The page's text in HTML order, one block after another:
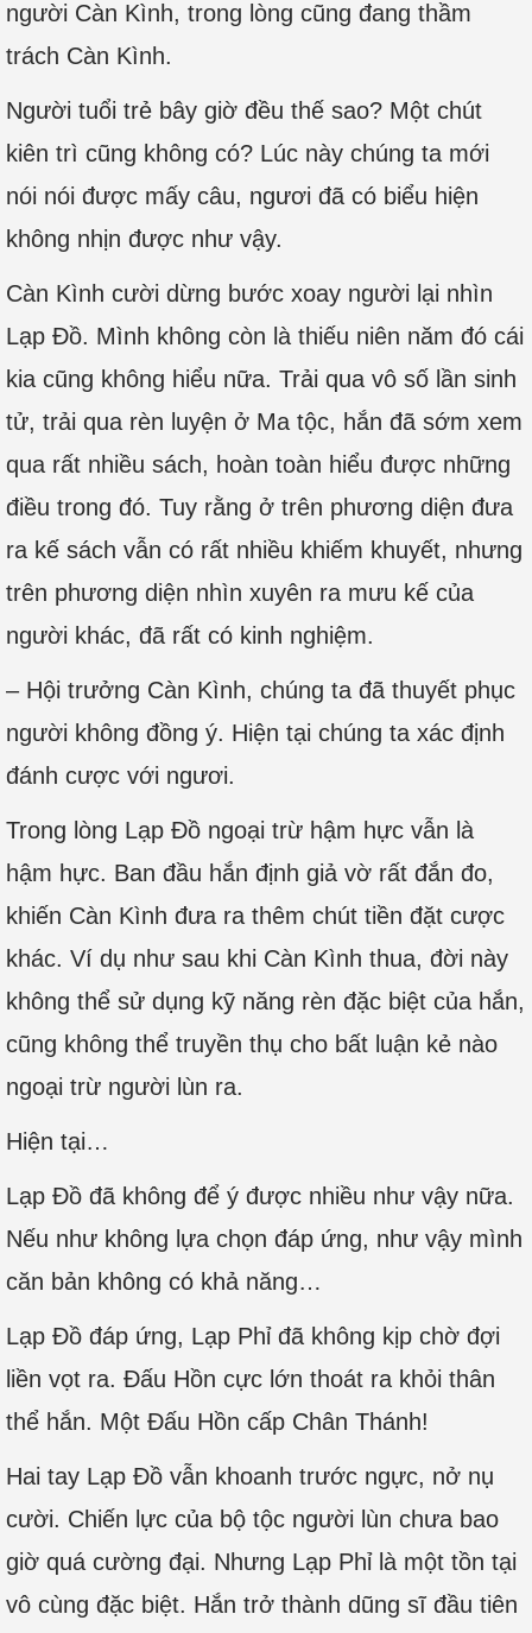
người Càn Kình, trong lòng cũng đang thầm
trách Càn Kình.
Người tuổi trẻ bây giờ đều thế sao? Một chút
kiên trì cũng không có? Lúc này chúng ta mới
nói nói được mấy câu, ngươi đã có biểu hiện
không nhịn được như vậy.
Càn Kình cười dừng bước xoay người lại nhìn
Lạp Đồ. Mình không còn là thiếu niên năm đó cái
kia cũng không hiểu nữa. Trải qua vô số lần sinh
tử, trải qua rèn luyện ở Ma tộc, hắn đã sớm xem
qua rất nhiều sách, hoàn toàn hiểu được những
điều trong đó. Tuy rằng ở trên phương diện đưa
ra kế sách vẫn có rất nhiều khiếm khuyết, nhưng
trên phương diện nhìn xuyên ra mưu kế của
người khác, đã rất có kinh nghiệm.
– Hội trưởng Càn Kình, chúng ta đã thuyết phục
người không đồng ý. Hiện tại chúng ta xác định
đánh cược với ngươi.
Trong lòng Lạp Đồ ngoại trừ hậm hực vẫn là
hậm hực. Ban đầu hắn định giả vờ rất đắn đo,
khiến Càn Kình đưa ra thêm chút tiền đặt cược
khác. Ví dụ như sau khi Càn Kình thua, đời này
không thể sử dụng kỹ năng rèn đặc biệt của hắn,
cũng không thể truyền thụ cho bất luận kẻ nào
ngoại trừ người lùn ra.
Hiện tại…
Lạp Đồ đã không để ý được nhiều như vậy nữa.
Nếu như không lựa chọn đáp ứng, như vậy mình
căn bản không có khả năng…
Lạp Đồ đáp ứng, Lạp Phỉ đã không kịp chờ đợi
liền vọt ra. Đấu Hồn cực lớn thoát ra khỏi thân
thể hắn. Một Đấu Hồn cấp Chân Thánh!
Hai tay Lạp Đồ vẫn khoanh trước ngực, nở nụ
cười. Chiến lực của bộ tộc người lùn chưa bao
giờ quá cường đại. Nhưng Lạp Phỉ là một tồn tại
vô cùng đặc biệt. Hắn trở thành dũng sĩ đầu tiên